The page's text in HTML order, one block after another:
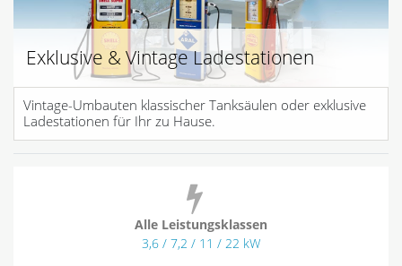
Exklusive & Vintage Ladestationen
Vintage-Umbauten klassischer Tanksäulen oder exklusive
Ladestationen für Ihr zu Hause.
Alle Leistungsklassen
3,6 / 7,2 / 11 / 22 kW